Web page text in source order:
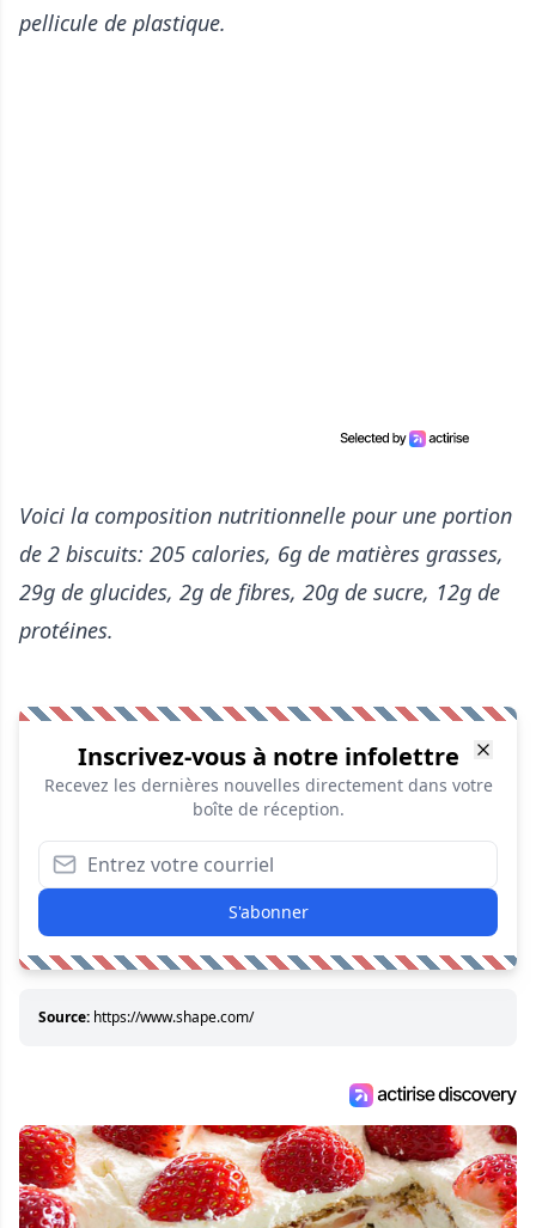
pellicule de plastique.
Voici la composition nutritionnelle pour une portion
de 2 biscuits: 205 calories, 6g de matières grasses,
29g de glucides, 2g de fibres, 20g de sucre, 12g de
protéines.
Inscrivez-vous à notre infolettre
Recevez les dernières nouvelles directement dans votre
boîte de réception.
S'abonner
Source: https://www.shape.com/